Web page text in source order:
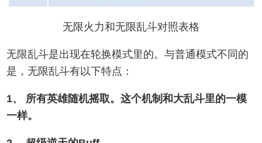
无限火力和无限乱斗对照表格
无限乱斗是出现在轮换模式里的。与普通模式不同的
是，无限乱斗有以下特点：
1、 所有英雄随机摇取。这个机制和大乱斗里的一模
一样。